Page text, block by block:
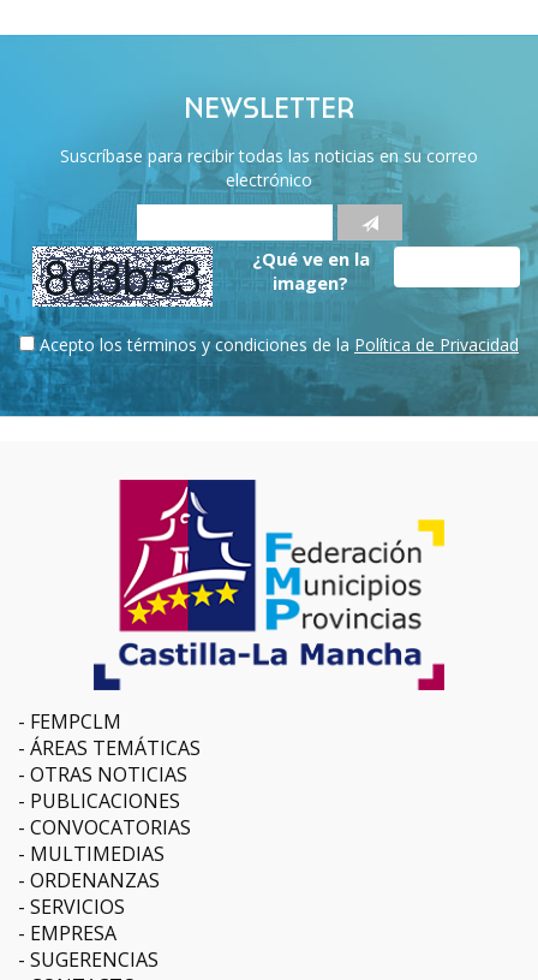
NEWSLETTER
Suscríbase para recibir todas las noticias en su correo
electrónico
¿Qué ve en la
imagen?
Acepto los términos y condiciones de la Política de Privacidad
FEMPCLM
ÁREAS TEMÁTICAS
OTRAS NOTICIAS
PUBLICACIONES
CONVOCATORIAS
MULTIMEDIAS
ORDENANZAS
SERVICIOS
EMPRESA
SUGERENCIAS